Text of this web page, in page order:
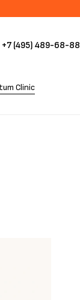
+7 (495) 489-68-88
Clinic